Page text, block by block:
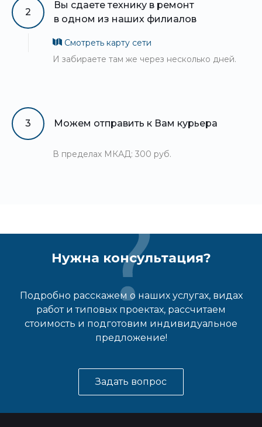
2
Вы сдаете технику в ремонт
в одном из наших филиалов
Смотреть карту сети
И забираете там же через несколько дней.
3 Можем отправить к Вам курьера
В пределах МКАД: 300 руб.
Нужна консультация?
Подробно расскажем о наших услугах, видах
работ и типовых проектах, рассчитаем
стоимость и подготовим индивидуальное
предложение!
Задать вопрос